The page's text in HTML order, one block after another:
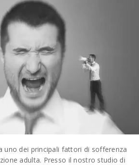
uno dei principali fattori di sofferenza
adulta. Presso il nostro studio di